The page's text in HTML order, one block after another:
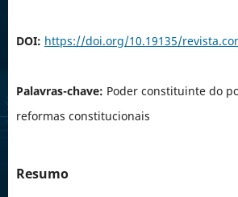
DOI: https://doi.org/10.19135/
Palavras-chave: Poder constituinte do
reformas constitucionais
Resumo